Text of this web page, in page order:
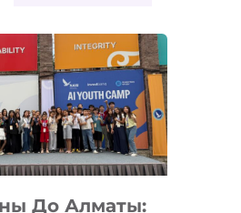
До Алматы: